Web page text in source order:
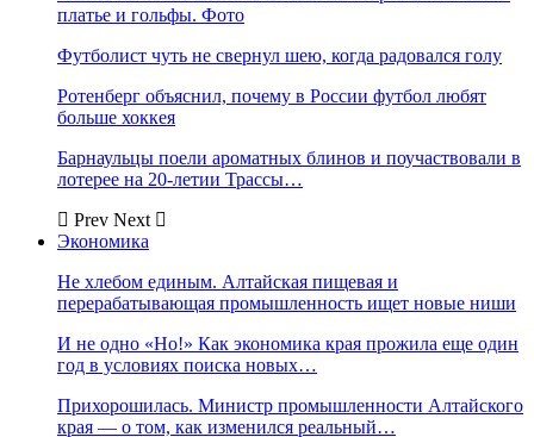
платье и гольфы. Фото
Футболист чуть не свернул шею, когда радовался голу
Ротенберг объяснил, почему в России футбол любят
больше хоккея
Барнаульцы поели ароматных блинов и поучаствовали в
лотерее на 20-летии Трассы…
Prev Next
Экономика
Не хлебом единым. Алтайская пищевая и
перерабатывающая промышленность ищет новые ниши
И не одно «Но!» Как экономика края прожила еще один
год в условиях поиска новых…
Прихорошилась. Министр промышленности Алтайского
края — о том, как изменился реальный…